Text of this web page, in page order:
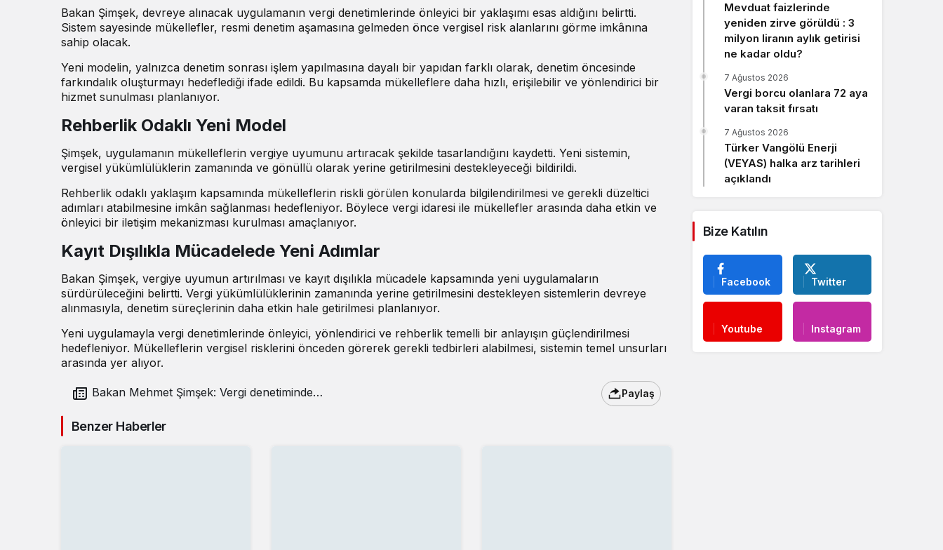
Bakan Şimşek, devreye alınacak uygulamanın vergi denetimlerinde önleyici bir yaklaşımı esas aldığını belirtti.
Sistem sayesinde mükellefler, resmi denetim aşamasına gelmeden önce vergisel risk alanlarını görme imkânına
sahip olacak.
Yeni modelin, yalnızca denetim sonrası işlem yapılmasına dayalı bir yapıdan farklı olarak, denetim öncesinde
farkındalık oluşturmayı hedeflediği ifade edildi. Bu kapsamda mükelleflere daha hızlı, erişilebilir ve yönlendirici bir
hizmet sunulması planlanıyor.
Rehberlik Odaklı Yeni Model
Şimşek, uygulamanın mükelleflerin vergiye uyumunu artıracak şekilde tasarlandığını kaydetti. Yeni sistemin,
vergisel yükümlülüklerin zamanında ve gönüllü olarak yerine getirilmesini destekleyeceği bildirildi.
Rehberlik odaklı yaklaşım kapsamında mükelleflerin riskli görülen konularda bilgilendirilmesi ve gerekli düzeltici
adımları atabilmesine imkân sağlanması hedefleniyor. Böylece vergi idaresi ile mükellefler arasında daha etkin ve
önleyici bir iletişim mekanizması kurulması amaçlanıyor.
Kayıt Dışılıkla Mücadelede Yeni Adımlar
Bakan Şimşek, vergiye uyumun artırılması ve kayıt dışılıkla mücadele kapsamında yeni uygulamaların
sürdürüleceğini belirtti. Vergi yükümlülüklerinin zamanında yerine getirilmesini destekleyen sistemlerin devreye
alınmasıyla, denetim süreçlerinin daha etkin hale getirilmesi planlanıyor.
Yeni uygulamayla vergi denetimlerinde önleyici, yönlendirici ve rehberlik temelli bir anlayışın güçlendirilmesi
hedefleniyor. Mükelleflerin vergisel risklerini önceden görerek gerekli tedbirleri alabilmesi, sistemin temel unsurları
arasında yer alıyor.
Paylaş
Benzer Haberler
Mevduat faizlerinde
yeniden zirve görüldü : 3
milyon liranın aylık getirisi
ne kadar oldu?
Vergi borcu olanlara 72 aya
varan taksit fırsatı
7 Ağustos 2026
Türker Vangölü Enerji
(VEYAS) halka arz tarihleri
açıklandı
7 Ağustos 2026
Bize Katılın
Facebook Twitter
Youtube Instagram